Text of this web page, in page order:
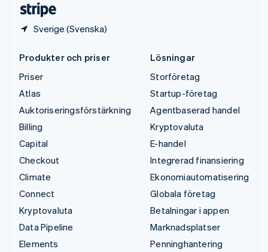
Sverige (Svenska)
Produkter och priser
Priser
Atlas
Auktoriseringsförstärkning
Billing
Capital
Checkout
Climate
Connect
Kryptovaluta
Data Pipeline
Elements
Lösningar
Storföretag
Startup-företag
Agentbaserad handel
Kryptovaluta
E-handel
Integrerad finansiering
Ekonomiautomatisering
Globala företag
Betalningar i appen
Marknadsplatser
Penninghantering